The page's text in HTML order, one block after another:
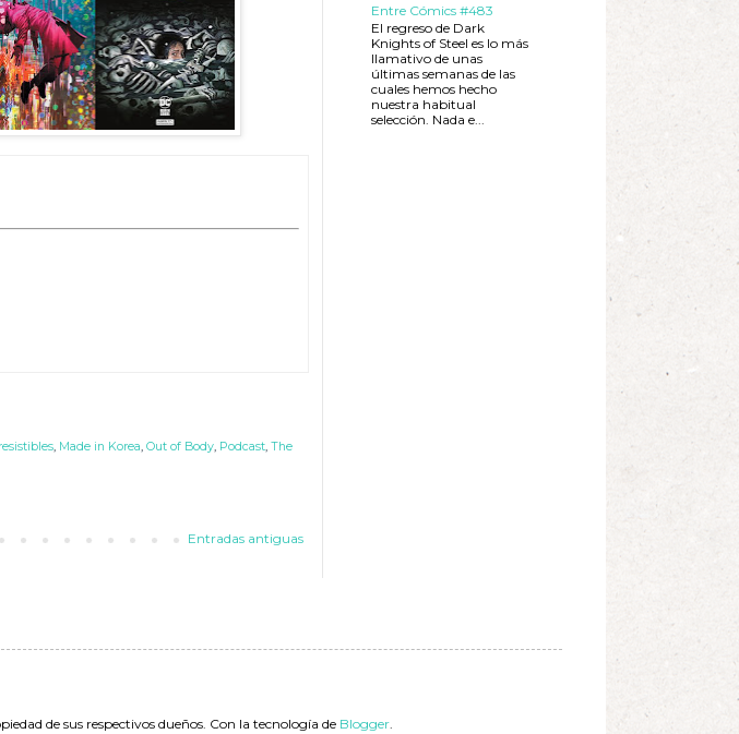
, Made in Korea, Out of Body, Podcast, The
Entradas antiguas
Entre Cómics #483
El regreso de Dark
Knights of Steel es lo más
llamativo de unas
últimas semanas de las
cuales hemos hecho
nuestra habitual
selección. Nada e...
de sus respectivos dueños. Con la tecnología de Blogger.